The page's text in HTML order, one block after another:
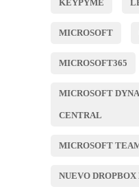
KEYPYME
MICROSOFT
MICROSOFT365
MICROSOFT
CENTRAL
MICROSOFT
NUEVO DROPBOX